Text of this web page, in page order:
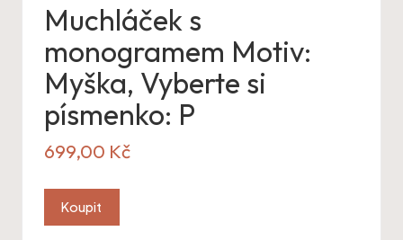
Muchláček s
monogramem Motiv:
Myška, Vyberte si
písmenko: P
699,00 Kč
Koupit